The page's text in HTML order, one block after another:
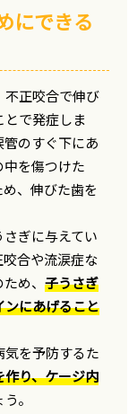
にできる
不正咬合で伸び
で発症しま
のすぐ下にあ
を傷つけた
、伸びた歯を
ぎに与えてい
合や流涙症な
ため、子うさぎ
ンにあげること
を予防するた
り、ケージ内
。